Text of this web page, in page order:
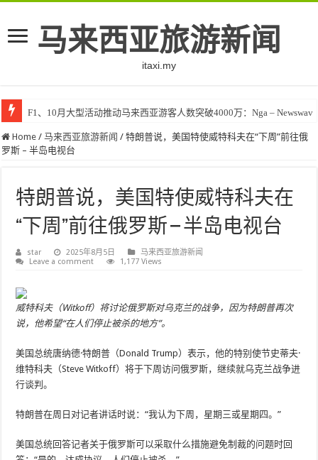
马来西亚旅游新闻
itaxi.my
F1、10月大型活动推动马来西亚游客人数突破4000万：Nga – Newswav
Home / 马来西亚旅游新闻 / 特朗普说，美国特使威特科夫在“下周”前往俄
罗斯 – 半岛电视台
特朗普说，美国特使威特科夫在
“下周”前往俄罗斯 – 半岛电视台
star 2025年8月5日
马来西亚旅游新闻
Leave a comment
1,177 Views
威特科夫（Witkoff）将讨论俄罗斯对乌克兰的战争，因为特朗普再次
说，他希望“在人们停止被杀的地方”。
美国总统唐纳德·特朗普（Donald Trump）表示，他的特别使节史蒂夫·
维特科夫（Steve Witkoff）将于下周访问俄罗斯，继续就乌克兰战争进
行谈判。
特朗普在周日对记者讲话时说：“我认为下周，星期三或星期四。”
美国总统回答记者关于俄罗斯可以采取什么措施避免制裁的问题时回